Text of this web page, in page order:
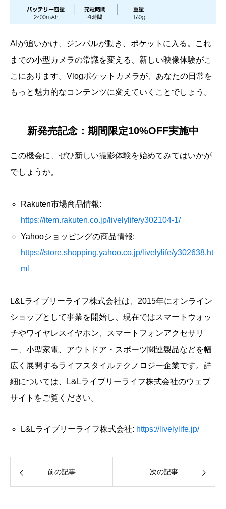
AIが追いかけ、ジンバルが動き、ポケットに入る。これ
までの小型カメラの常識を変える、新しい映像体験がこ
こにあります。Vlogポケットカメラが、あなたの日常を
もっと魅力的なコンテンツに変えていくことでしょう。
新発売記念：期間限定10%OFF実施中
この機会に、ぜひ新しい撮影体験を始めてみてはいかが
でしょうか。
Rakuten市場商品情報:
https://item.rakuten.co.jp/livelylife/y302104-1/
Yahooショッピングの商品情報:
https://store.shopping.yahoo.co.jp/livelylife/y302638.ht
ml
L&Lライブリーライフ株式会社は、2015年にオンライン
ショップとして事業を開始し、現在ではスマートウォッ
チやワイヤレスイヤホン、スマートフォンアクセサリ
ー、小型家電、アウトドア・スポーツ関連製品などを幅
広く展開するライフスタイルテクノロジー企業です。詳
細については、L&Lライブリーライフ株式会社のウェブ
サイトをご覧ください。
L&Lライブリーライフ株式会社: https://livelylife.jp/
前の記事 次の記事